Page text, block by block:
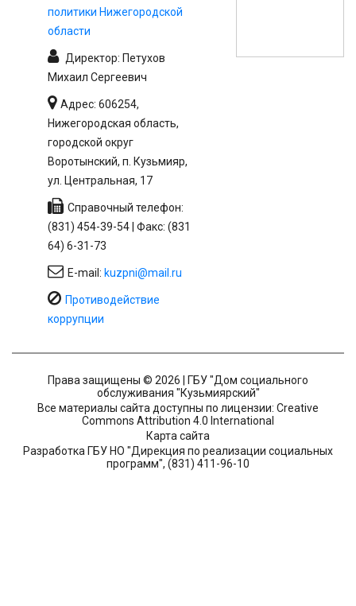
политики Нижегородской
области
Директор: Петухов
Михаил Сергеевич
Адрес: 606254,
Нижегородская область,
городской округ
Воротынский, п. Кузьмияр,
ул. Центральная, 17
Справочный телефон:
(831) 454-39-54 | Факс: (831
64) 6-31-73
E-mail: kuzpni@mail.ru
Противодействие
коррупции
Права защищены © 2026 | ГБУ "Дом социального
обслуживания "Кузьмиярский"
Все материалы сайта доступны по лицензии: Creative
Commons Attribution 4.0 International
Карта сайта
Разработка ГБУ НО "Дирекция по реализации социальных
программ", (831) 411-96-10